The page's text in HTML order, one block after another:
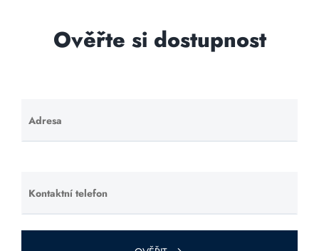
Ověřte si dostupnost
Adresa
Ponechte
toto pole
Kontaktní telefon
Ponechte
toto pole
prázdné.